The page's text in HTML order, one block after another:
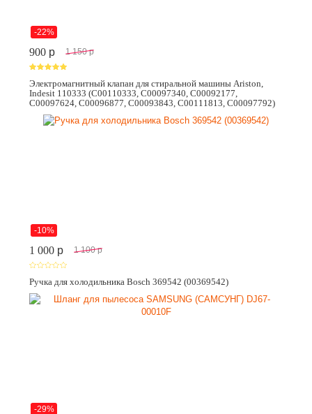
-22%
900 p 1 150 p
Электромагнитный клапан для стиральной машины Ariston,
Indesit 110333 (C00110333, C00097340, C00092177,
C00097624, C00096877, C00093843, C00111813, C00097792)
-10%
1 000 p 1 100 p
Ручка для холодильника Bosch 369542 (00369542)
-29%